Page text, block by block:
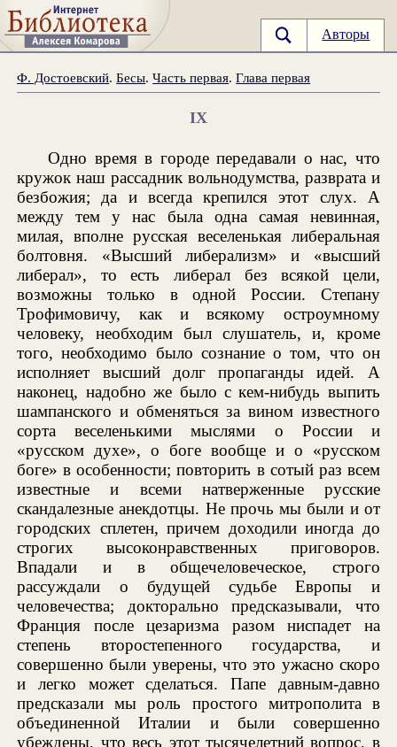
Авторы
Ф. Достоевский.Бесы.Часть первая.Глава первая
IX
Одно время в городе передавали о нас, что
кружок наш рассадник вольнодумства, разврата и
безбожия; да и всегда крепился этот слух. А
между тем у нас была одна самая невинная,
милая, вполне русская веселенькая либеральная
болтовня. «Высший либерализм» и «высший
либерал», то есть либерал без всякой цели,
возможны только в одной России. Степану
Трофимовичу, как и всякому остроумному
человеку, необходим был слушатель, и, кроме
того, необходимо было сознание о том, что он
исполняет высший долг пропаганды идей. А
наконец, надобно же было с кем-нибудь выпить
шампанского и обменяться за вином известного
сорта веселенькими мыслями о России и
«русском духе», о боге вообще и о «русском
боге» в особенности; повторить в сотый раз всем
известные и всеми натверженные русские
скандалезные анекдотцы. Не прочь мы были и от
городских сплетен, причем доходили иногда до
строгих высоконравственных приговоров.
Впадали и в общечеловеческое, строго
рассуждали о будущей судьбе Европы и
человечества; докторально предсказывали, что
Франция после цезаризма разом ниспадет на
степень второстепенного государства, и
совершенно были уверены, что это ужасно скоро
и легко может сделаться. Папе давным-давно
предсказали мы роль простого митрополита в
объединенной Италии и были совершенно
убеждены, что весь этот тысячелетний вопрос, в